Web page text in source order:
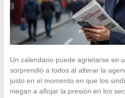
Un calendario puede agrietarse en
sorprendió a todos al alterar la
justo en el momento en que los
niegan a aflojar la presión en los